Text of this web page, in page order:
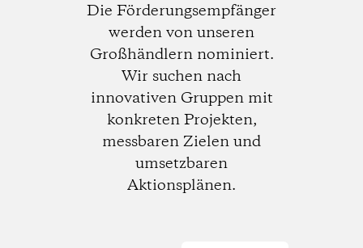
Die Förderungsempfänger
werden von unseren
Großhändlern nominiert.
Wir suchen nach
innovativen Gruppen mit
konkreten Projekten,
messbaren Zielen und
umsetzbaren
Aktionsplänen.